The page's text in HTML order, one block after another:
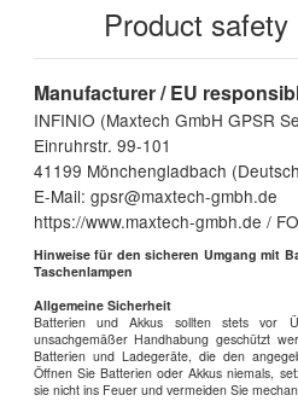
Product
Manufacturer / EU
INFINIO (Maxtech GmbH GPSR
Einruhrstr. 99-101
41199 Mönchengladbach
E-Mail: gpsr@maxtech-gmbh.de
https://www.maxtech-gmbh.de /
Hinweise für den sicheren Umgang mit
Taschenlampen
Allgemeine Sicherheit
Batterien und Akkus sollten stets vor
unsachgemäßer Handhabung geschützt
Batterien und Ladegeräte, die den
Öffnen Sie Batterien oder Akkus niemals,
sie nicht ins Feuer und vermeiden Sie